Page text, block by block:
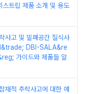
트립 제품 소개 및 용도
사고 및 밀폐공간 질식사
DBI-SALA&re
가이드와 제품들 알
재적 추락사고에 대한 예